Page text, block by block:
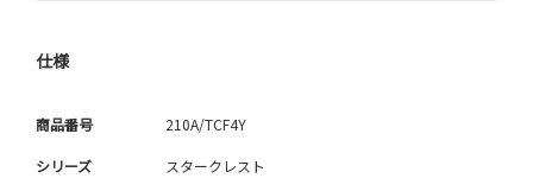
仕様
商品番号 210A/TCF4Y
シリーズ スタークレスト